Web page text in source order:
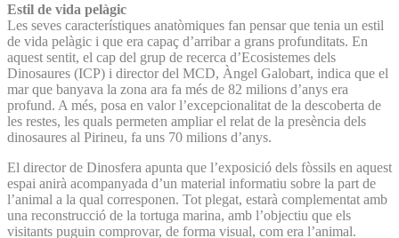
Estil de vida pelàgic
Les seves característiques anatòmiques fan pensar que tenia un estil
de vida pelàgic i que era capaç d’arribar a grans profunditats. En
aquest sentit, el cap del grup de recerca d’Ecosistemes dels
Dinosaures (ICP) i director del MCD, Àngel Galobart, indica que el
mar que banyava la zona ara fa més de 82 milions d’anys era
profund. A més, posa en valor l’excepcionalitat de la descoberta de
les restes, les quals permeten ampliar el relat de la presència dels
dinosaures al Pirineu, fa uns 70 milions d’anys.
El director de Dinosfera apunta que l’exposició dels fòssils en aquest
espai anirà acompanyada d’un material informatiu sobre la part de
l’animal a la qual corresponen. Tot plegat, estarà complementat amb
una reconstrucció de la tortuga marina, amb l’objectiu que els
visitants puguin comprovar, de forma visual, com era l’animal.